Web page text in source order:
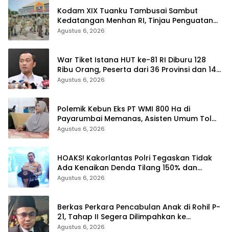
Kodam XIX Tuanku Tambusai Sambut
Kedatangan Menhan RI, Tinjau Penguatan
Yonif TP di Bengkalis dan Kampar
Agustus 6, 2026
War Tiket Istana HUT ke-81 RI Diburu 128
Ribu Orang, Peserta dari 36 Provinsi dan 14
Negara
Agustus 6, 2026
Polemik Kebun Eks PT WMI 800 Ha di
Payarumbai Memanas, Asisten Umum Tolak
Dikelola Agrinas dan Tantang Presiden
Agustus 6, 2026
HOAKS! Kakorlantas Polri Tegaskan Tidak
Ada Kenaikan Denda Tilang 150% dan
Tilang Manual Menyeluruh
Agustus 6, 2026
Berkas Perkara Pencabulan Anak di Rohil P-
21, Tahap II Segera Dilimpahkan ke
Kejaksaan
Agustus 6, 2026